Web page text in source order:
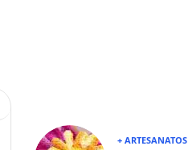
+ ARTESANATOS